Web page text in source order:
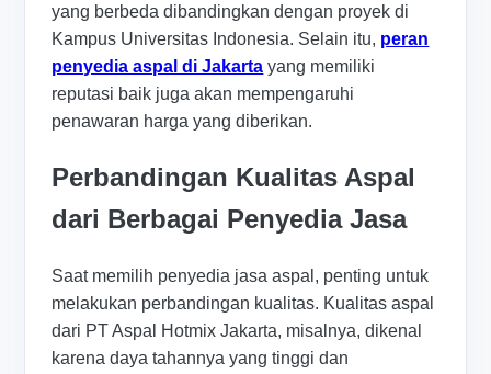
yang berbeda dibandingkan dengan proyek di
Kampus Universitas Indonesia. Selain itu, peran
penyedia aspal di Jakarta yang memiliki
reputasi baik juga akan mempengaruhi
penawaran harga yang diberikan.
Perbandingan Kualitas Aspal
dari Berbagai Penyedia Jasa
Saat memilih penyedia jasa aspal, penting untuk
melakukan perbandingan kualitas. Kualitas aspal
dari PT Aspal Hotmix Jakarta, misalnya, dikenal
karena daya tahannya yang tinggi dan